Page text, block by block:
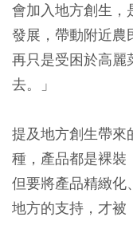
會加入地方創生，
發展，帶動附近農
再只是受困於高麗
去。」
提及地方創生帶來
種，產品都是裸裝
但要將產品精緻化
地方的支持，才被